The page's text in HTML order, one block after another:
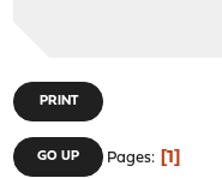
PRINT
GO UP Pages 1